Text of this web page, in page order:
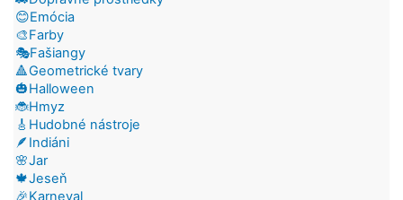
😊Emócia
🎨Farby
🎭Fašiangy
🔺Geometrické tvary
🎃Halloween
🐞Hmyz
🎸Hudobné nástroje
🪶Indiáni
🌸Jar
🍁Jeseň
🎉Karneval